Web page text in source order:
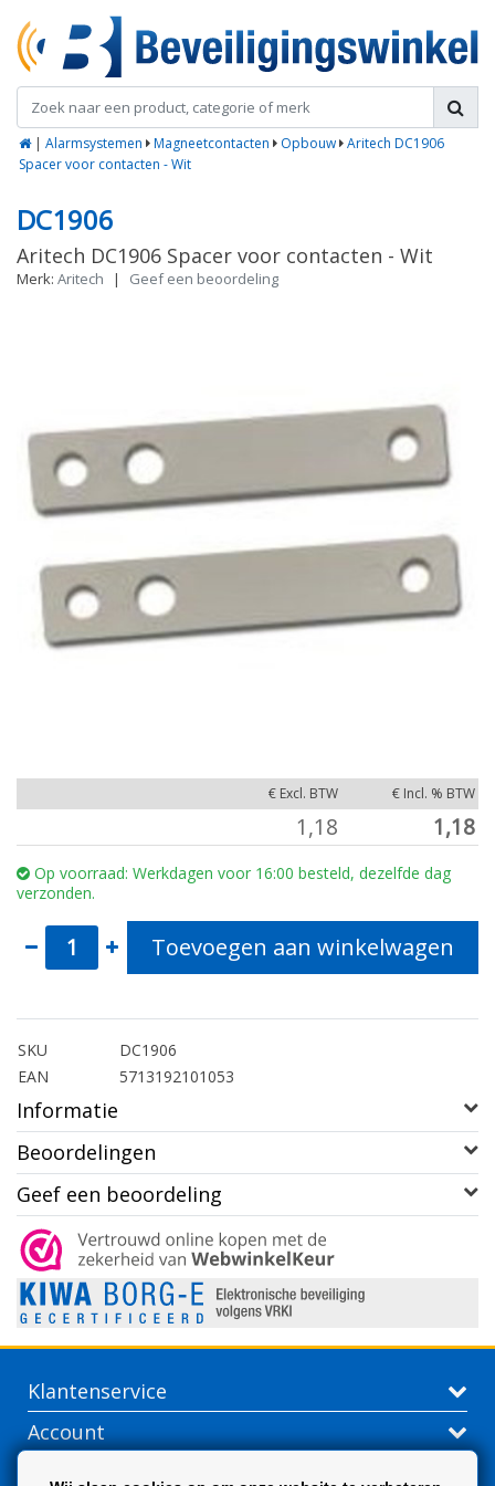
| Alarmsystemen Magneetcontacten Opbouw Aritech DC1906
Spacer voor contacten - Wit
DC1906
Aritech DC1906 Spacer voor contacten - Wit
Merk: Aritech | Geef een beoordeling
€ Excl. BTW € Incl. % BTW
1,18 1,18
Op voorraad: Werkdagen voor 16:00 besteld, dezelfde dag
verzonden.
Toevoegen aan winkelwagen
SKU
DC1906
EAN
5713192101053
Informatie
Beoordelingen
Geef een beoordeling
Klantenservice
Account